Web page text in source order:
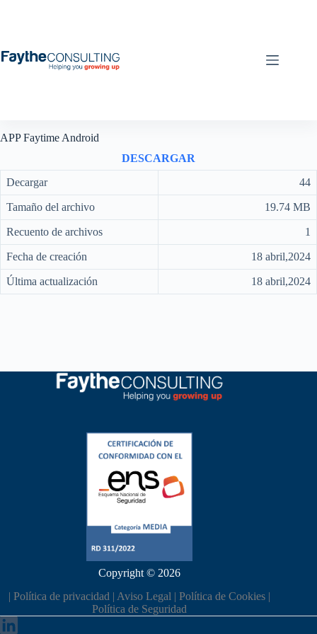
APP Faytime Android
DESCARGAR
Decargar 44
Tamaño del archivo 19.74 MB
Recuento de archivos 1
Fecha de creación 18 abril,2024
Última actualización 18 abril,2024
Copyright © 2026
|Política de privacidad | Aviso Legal |Política de Cookies |
Política de Seguridad